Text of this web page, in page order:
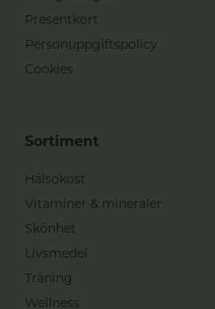
Presentkort
Personuppgiftspolicy
Cookies
Sortiment
Hälsokost
Vitaminer & mineraler
Skönhet
Livsmedel
Träning
Wellness